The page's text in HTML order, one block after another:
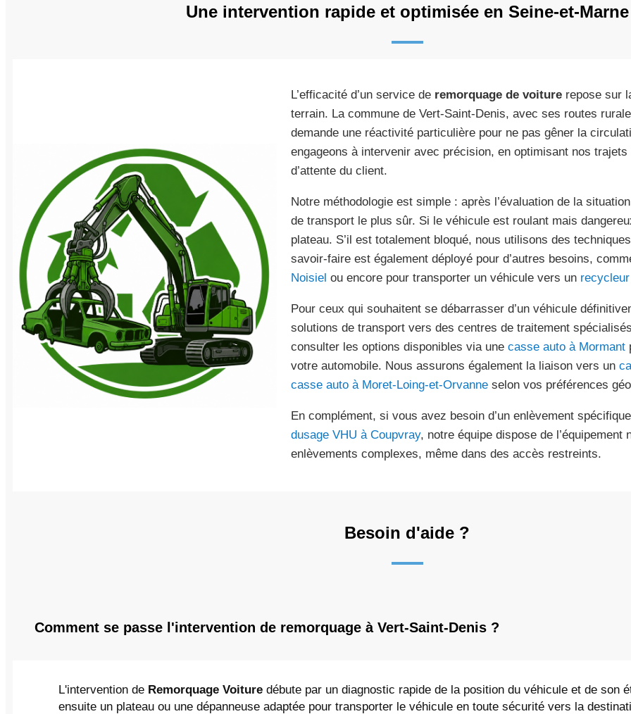
Une intervention rapide et optimisée en Seine-et-Marne
L’efficacité d’un service de remorquage de voiturerepose sur
terrain. La commune de Vert-Saint-Denis, avec ses routes
demande une réactivité particulière pour ne pas gêner la
engageons à intervenir avec précision, en optimisant nos
d’attente du client.
Notre méthodologie est simple : après l’évaluation de la
de transport le plus sûr. Si le véhicule est roulant mais
plateau. S’il est totalement bloqué, nous utilisons des
savoir-faire est également déployé pour d’autres besoins,
Noisiel ou encore pour transporter un véhicule vers un
Pour ceux qui souhaitent se débarrasser d’un véhicule
solutions de transport vers des centres de traitement
consulter les options disponibles via une casse auto à Mormant
votre automobile. Nous assurons également la liaison vers un
casse auto à Moret-Loing-et-Orvanneselon vos préférences
En complément, si vous avez besoin d’un enlèvement
dusage VHU à Coupvray, notre équipe dispose de l’équipement
enlèvements complexes, même dans des accès restreints.
Besoin d'aide ?
Comment se passe l'intervention de remorquage à Vert-Saint-Denis ?
L'intervention de Remorquage Voiture débute par un diagnostic rapide de la position du véhicule et de son
ensuite un plateau ou une dépanneuse adaptée pour transporter le véhicule en toute sécurité vers la